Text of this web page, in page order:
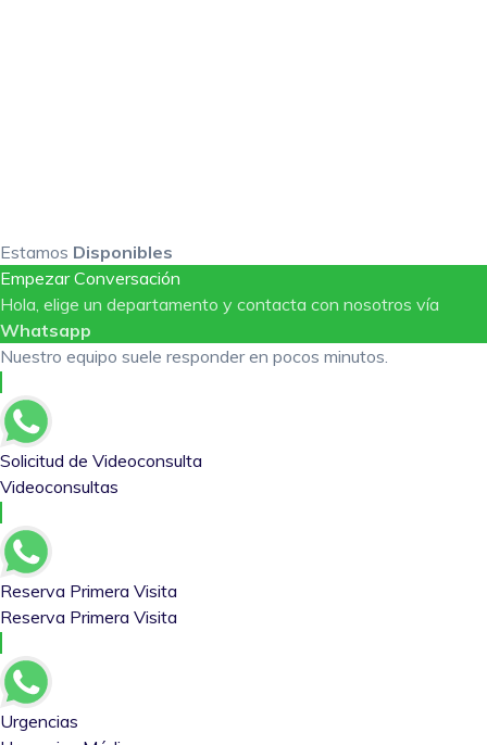
Estamos Disponibles
Empezar Conversación
Hola, elige un departamento y contacta con nosotros vía
Whatsapp
Nuestro equipo suele responder en pocos minutos.
Solicitud de Videoconsulta
Videoconsultas
Reserva Primera Visita
Reserva Primera Visita
Urgencias